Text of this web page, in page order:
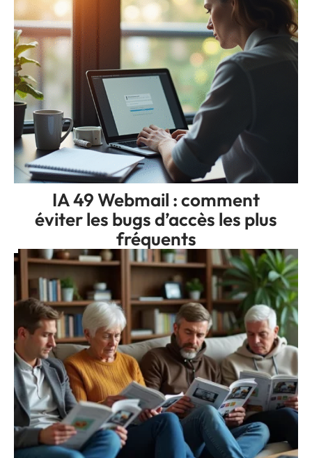
IA 49 Webmail : comment
éviter les bugs d’accès les plus
fréquents